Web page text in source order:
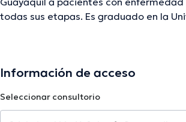
todas sus etapas. Es graduado en la
información verificada.
Información de acceso
Seleccionar consultorio